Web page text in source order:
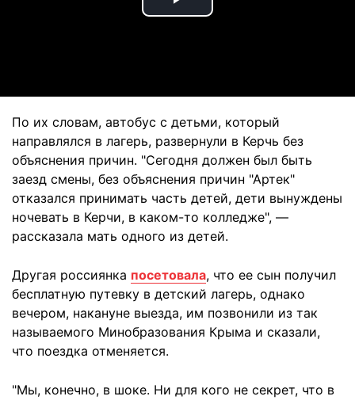
Play
По их словам, автобус с детьми, который
направлялся в лагерь, развернули в Керчь без
объяснения причин. "Сегодня должен был быть
заезд смены, без объяснения причин "Артек"
отказался принимать часть детей, дети вынуждены
ночевать в Керчи, в каком-то колледже", —
рассказала мать одного из детей.
Другая россиянка посетовала, что ее сын получил
бесплатную путевку в детский лагерь, однако
вечером, накануне выезда, им позвонили из так
называемого Минобразования Крыма и сказали,
что поездка отменяется.
"Мы, конечно, в шоке. Ни для кого не секрет, что в